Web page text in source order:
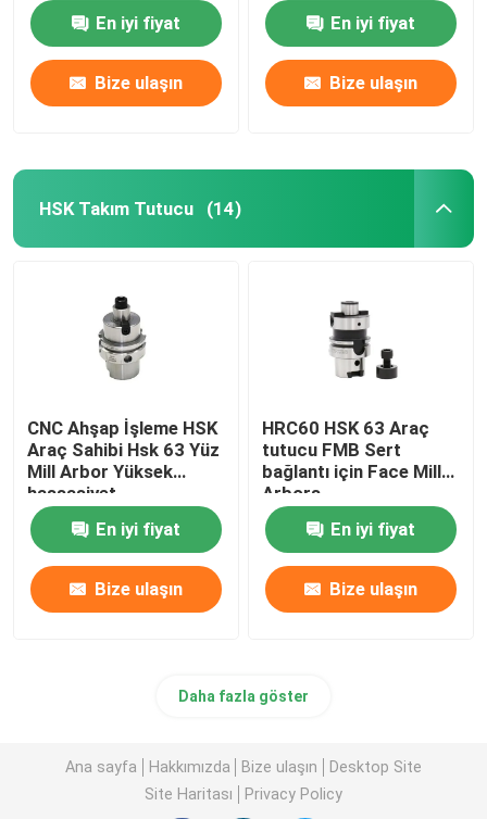
En iyi fiyat
Bize ulaşın
En iyi fiyat
Bize ulaşın
HSK Takım Tutucu (14)
CNC Ahşap İşleme HSK
Araç Sahibi Hsk 63 Yüz
Mill Arbor Yüksek
hassasiyet
En iyi fiyat
Bize ulaşın
HRC60 HSK 63 Araç
tutucu FMB Sert
bağlantı için Face Mill
Arbors
En iyi fiyat
Bize ulaşın
Daha fazla göster
Ana sayfa Hakkımızda Bize ulaşın
Desktop Site
Site Haritası
Privacy Policy